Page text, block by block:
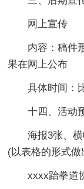
网上宣传
内容：稿件形
果在网上公布
具体时间：比
十四、活动
海报3张、横
(以表格的形式做
xxxx跆拳道